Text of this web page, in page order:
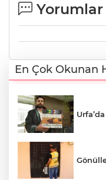
Yorumlar
En Çok Okunan